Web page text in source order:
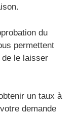
du
permettent
le laisser
un taux à
demande